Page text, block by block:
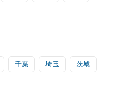
千葉 埼玉 茨城